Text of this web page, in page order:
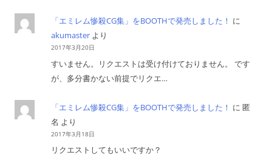
「エミレム惨殺CG集」をBOOTHで発売しました！ に
akumaster より
2017年3月20日
すいません。リクエストは受け付けておりません。 です
が、多分書かない前提でリクエ…
「エミレム惨殺CG集」をBOOTHで発売しました！ に 匿
名 より
2017年3月18日
リクエストしてもいいですか？